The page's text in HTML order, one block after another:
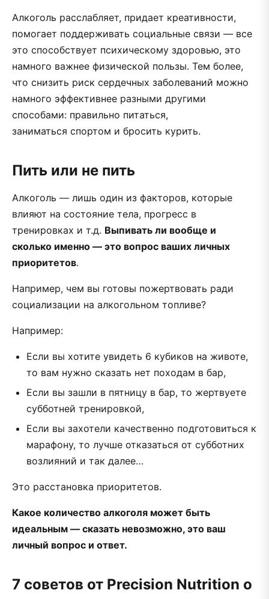
Алкоголь расслабляет, придает креативности,
помогает поддерживать социальные связи — все
это способствует психическому здоровью, это
намного важнее физической пользы. Тем более,
что снизить риск сердечных заболеваний можно
намного эффективнее разными другими
способами: правильно питаться,
заниматься спортом и бросить курить.
Пить или не пить
Алкоголь — лишь один из факторов, которые
влияют на состояние тела, прогресс в
тренировках и т.д. Выпивать ли вообще и
сколько именно — это вопрос ваших личных
приоритетов.
Например, чем вы готовы пожертвовать ради
социализации на алкогольном топливе?
Например:
Если вы хотите увидеть 6 кубиков на животе,
то вам нужно сказать нет походам в бар,
Если вы зашли в пятницу в бар, то жертвуете
субботней тренировкой,
Если вы захотели качественно подготовиться к
марафону, то лучше отказаться от субботних
возлияний и так далее…
Это расстановка приоритетов.
Какое количество алкоголя может быть
идеальным — сказать невозможно, это ваш
личный вопрос и ответ.
7 советов от Precision Nutrition о